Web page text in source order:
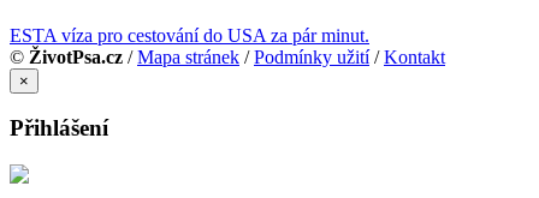
ESTA víza pro cestování do USA za pár minut.
© ŽivotPsa.cz /Mapa stránek /Podmínky užití/Kontakt
×
Přihlášení